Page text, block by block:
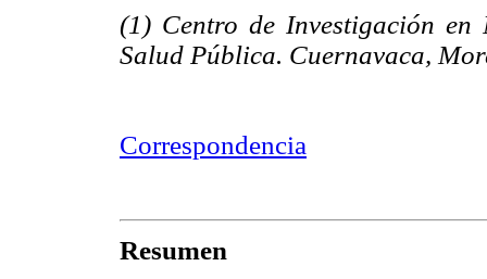
(1) Centro de Investigación
Salud Pública. Cuernavaca,
Correspondencia
Resumen